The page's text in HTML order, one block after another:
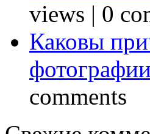
views | 0
Каковы
comments